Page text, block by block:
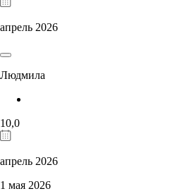
апрель 2026
Людмила
10,0
апрель 2026
1 мая 2026